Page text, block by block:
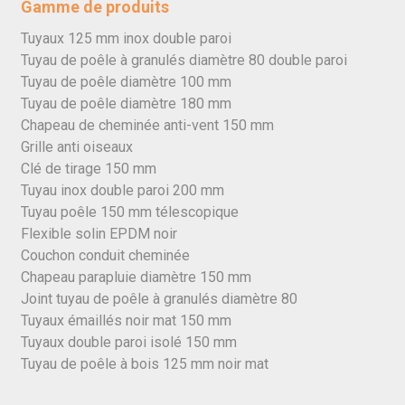
Gamme de produits
Tuyaux 125 mm inox double paroi
Tuyau de poêle à granulés diamètre 80 double paroi
Tuyau de poêle diamètre 100 mm
Tuyau de poêle diamètre 180 mm
Chapeau de cheminée anti-vent 150 mm
Grille anti oiseaux
Clé de tirage 150 mm
Tuyau inox double paroi 200 mm
Tuyau poêle 150 mm télescopique
Flexible solin EPDM noir
Couchon conduit cheminée
Chapeau parapluie diamètre 150 mm
Joint tuyau de poêle à granulés diamètre 80
Tuyaux émaillés noir mat 150 mm
Tuyaux double paroi isolé 150 mm
Tuyau de poêle à bois 125 mm noir mat